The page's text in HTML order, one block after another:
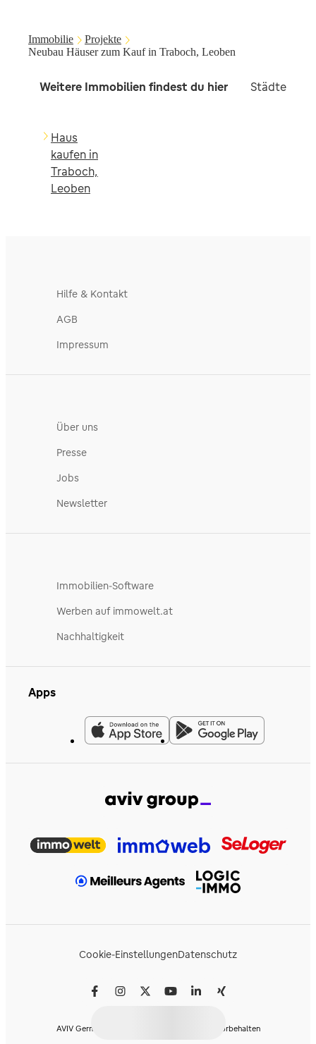
Immobilie
Projekte
Neubau Häuser zum Kauf in Traboch, Leoben
Weitere Immobilien findest du hier Städte in
Haus
kaufen in
Traboch,
Leoben
Hilfe & Kontakt
AGB
Impressum
Über uns
Presse
Jobs
Newsletter
Immobilien-Software
Werben auf immowelt.at
Nachhaltigkeit
Apps
Cookie-EinstellungenDatenschutz
AVIV Germany GmbH © 2026 - Alle Rechte vorbehalten